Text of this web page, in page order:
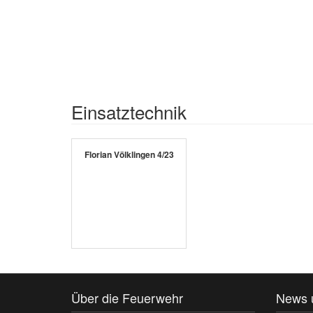
Einsatztechnik
Florian Völklingen 4/23
Über die Feuerwehr News